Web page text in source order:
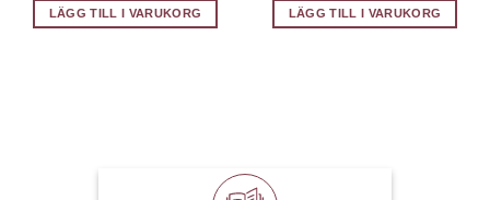
LÄGG TILL I VARUKORG LÄGG TILL I VARUKORG